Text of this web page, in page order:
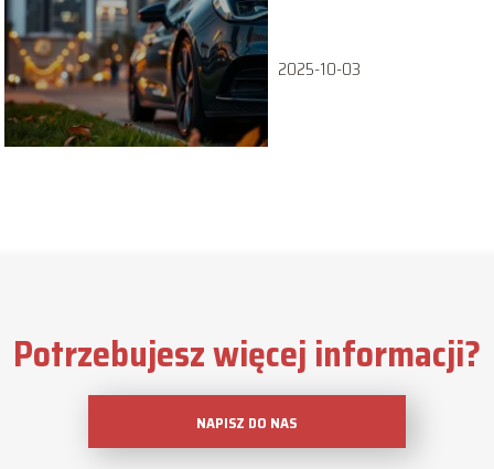
2025-10-03
Potrzebujesz więcej informacji?
NAPISZ DO NAS